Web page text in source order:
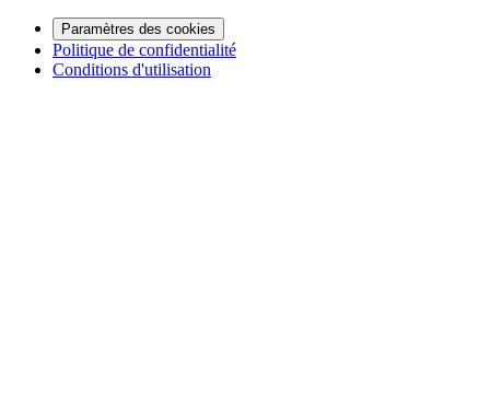
Paramètres des cookies
Politique de confidentialité
Conditions d'utilisation